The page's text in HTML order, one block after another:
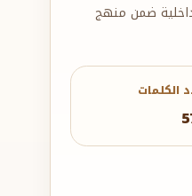
ضمن منهج
الكلمات